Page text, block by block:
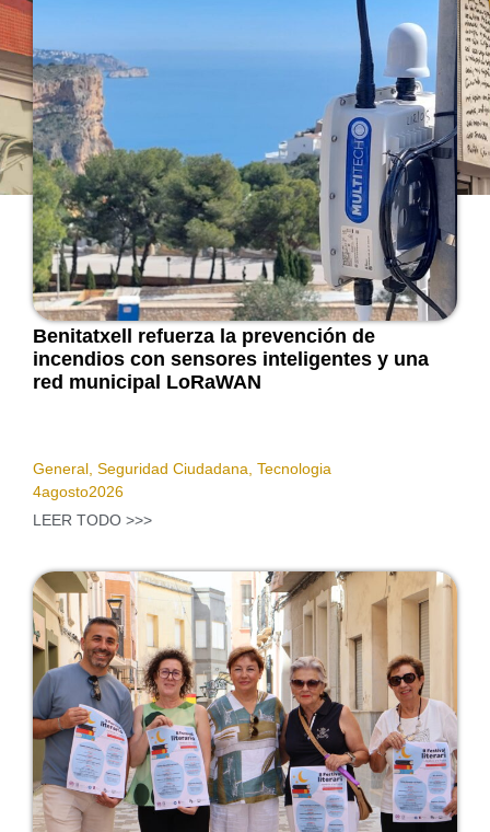
Benitatxell refuerza la prevención de
incendios con sensores inteligentes y una
red municipal LoRaWAN
General Seguridad Ciudadana Tecnologia
4agosto2026
LEER TODO >>>